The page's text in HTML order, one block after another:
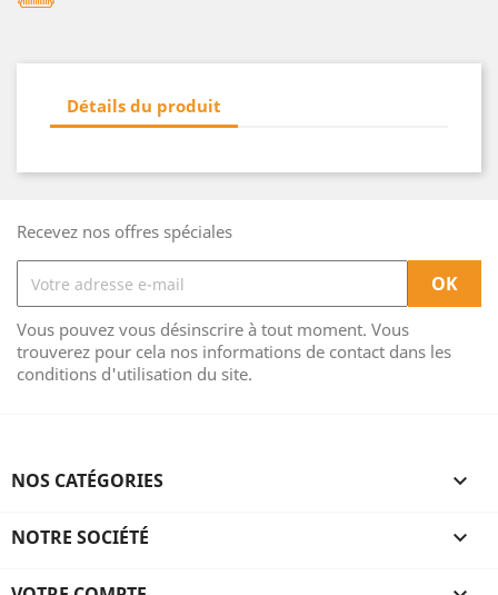
Détails du produit
Recevez nos offres spéciales
Vous pouvez vous désinscrire à tout moment. Vous
trouverez pour cela nos informations de contact dans les
conditions d'utilisation du site.
NOS CATÉGORIES 
NOTRE SOCIÉTÉ 